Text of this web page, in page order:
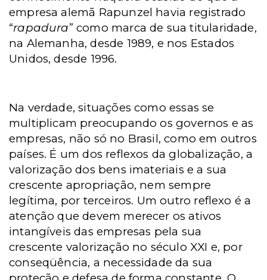
empresa alemã Rapunzel havia registrado
“rapadura” como marca de sua titularidade,
na Alemanha, desde 1989, e nos Estados
Unidos, desde 1996.
Na verdade, situações como essas se
multiplicam preocupando os governos e as
empresas, não só no Brasil, como em outros
países. É um dos reflexos da globalização, a
valorização dos bens imateriais e a sua
crescente apropriação, nem sempre
legítima, por terceiros. Um outro reflexo é a
atenção que devem merecer os ativos
intangíveis das empresas pela sua
crescente valorização no século XXI e, por
conseqüência, a necessidade da sua